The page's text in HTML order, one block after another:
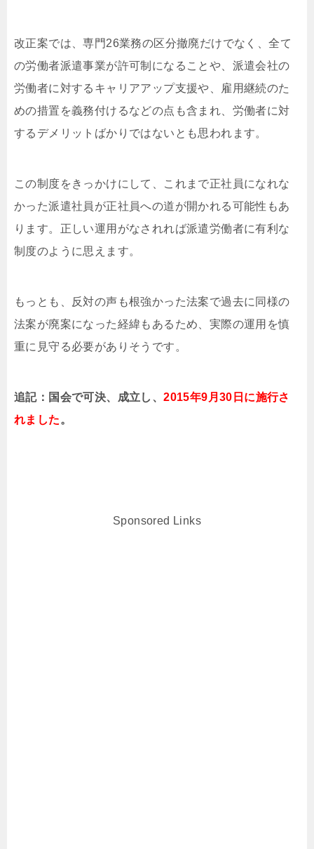
改正案では、専門26業務の区分撤廃だけでなく、全て
の労働者派遣事業が許可制になることや、派遣会社の
労働者に対するキャリアアップ支援や、雇用継続のた
めの措置を義務付けるなどの点も含まれ、労働者に対
するデメリットばかりではないとも思われます。
この制度をきっかけにして、これまで正社員になれな
かった派遣社員が正社員への道が開かれる可能性もあ
ります。正しい運用がなされれば派遣労働者に有利な
制度のように思えます。
もっとも、反対の声も根強かった法案で過去に同様の
法案が廃案になった経緯もあるため、実際の運用を慎
重に見守る必要がありそうです。
追記：国会で可決、成立し、2015年9月30日に施行さ
れました 。
Sponsored Links